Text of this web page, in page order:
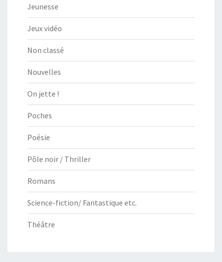
Jeunesse
Jeux vidéo
Non classé
Nouvelles
On jette !
Poches
Poésie
Pôle noir / Thriller
Romans
Science-fiction/ Fantastique etc.
Théâtre